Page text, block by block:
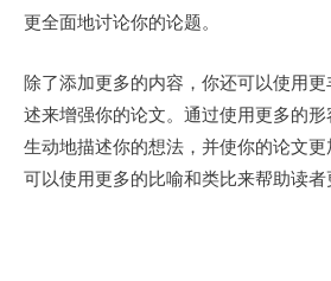
更全面地讨论你的论题。
除了添加更多的内容，你还可以使用
述来增强你的论文。通过使用更多的
生动地描述你的想法，并使你的论文
可以使用更多的比喻和类比来帮助读者